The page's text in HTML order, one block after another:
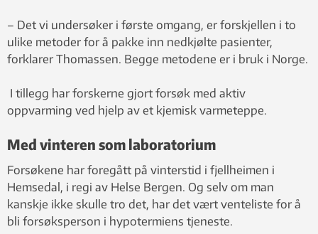
– Det vi undersøker i første omgang, er forskjellen i to
ulike metoder for å pakke inn nedkjølte pasienter,
forklarer Thomassen. Begge metodene er i bruk i Norge.
I tillegg har forskerne gjort forsøk med aktiv
oppvarming ved hjelp av et kjemisk varmeteppe.
Med vinteren som laboratorium
Forsøkene har foregått på vinterstid i fjellheimen i
Hemsedal, i regi av Helse Bergen. Og selv om man
kanskje ikke skulle tro det, har det vært venteliste for å
bli forsøksperson i hypotermiens tjeneste.